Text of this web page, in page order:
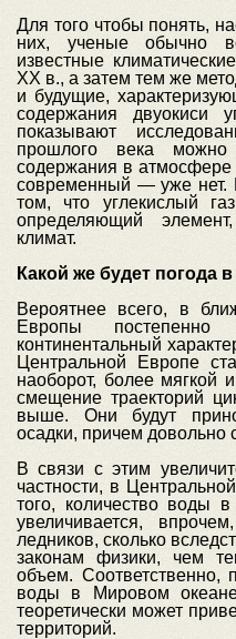
Для того чтобы понять,
них, ученые обычно
известные
ХХ в., а затем тем же
и будущие,
содержания двуокиси
показывают
прошлого века можно
содержания в атмосфере
современный — уже нет.
том, что углекислый
определяющий
климат.
Какой же будет погода
Вероятнее всего, в
Европы постепенно
континентальный
Центральной Европе
наоборот, более
смещение траекторий
выше. Они будут
осадки, причем довольно
В связи с этим
частности, в
того, количество воды
увеличивается,
ледников, сколько
законам физики, чем
объем. Соответственно,
воды в Мировом
теоретически может
территорий.